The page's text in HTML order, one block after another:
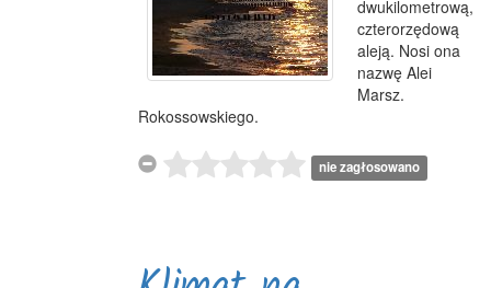
dwukilometrową,
czterorzędową
aleją. Nosi ona
nazwę Alei
Marsz.
Rokossowskiego.
nie zagłosowano